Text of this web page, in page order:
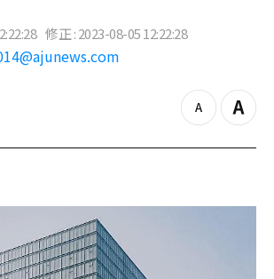
修正 : 2023-08-05 12:22:28
z
o
Z
o